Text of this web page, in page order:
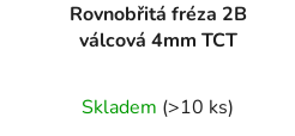
Rovnobřitá fréza 2B
válcová 4mm TCT
Skladem (>10 ks)